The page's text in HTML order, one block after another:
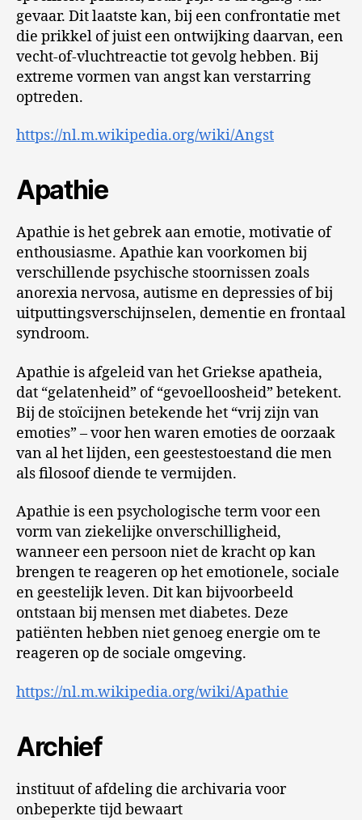
gevaar. Dit laatste kan, bij een confrontatie met
die prikkel of juist een ontwijking daarvan, een
vecht-of-vluchtreactie tot gevolg hebben. Bij
extreme vormen van angst kan verstarring
optreden.
https://nl.m.wikipedia.org/wiki/Angst
Apathie
Apathie is het gebrek aan emotie, motivatie of
enthousiasme. Apathie kan voorkomen bij
verschillende psychische stoornissen zoals
anorexia nervosa, autisme en depressies of bij
uitputtingsverschijnselen, dementie en frontaal
syndroom.
Apathie is afgeleid van het Griekse apatheia,
dat “gelatenheid” of “gevoelloosheid” betekent.
Bij de stoïcijnen betekende het “vrij zijn van
emoties” – voor hen waren emoties de oorzaak
van al het lijden, een geestestoestand die men
als filosoof diende te vermijden.
Apathie is een psychologische term voor een
vorm van ziekelijke onverschilligheid,
wanneer een persoon niet de kracht op kan
brengen te reageren op het emotionele, sociale
en geestelijk leven. Dit kan bijvoorbeeld
ontstaan bij mensen met diabetes. Deze
patiënten hebben niet genoeg energie om te
reageren op de sociale omgeving.
https://nl.m.wikipedia.org/wiki/Apathie
Archief
instituut of afdeling die archivaria voor
onbeperkte tijd bewaart